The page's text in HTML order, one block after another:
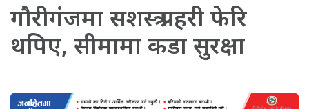
गाैरीगंजमा सशस्त्र प्रहरी फेरि
थपिए, सीमामा कडा सुरक्षा